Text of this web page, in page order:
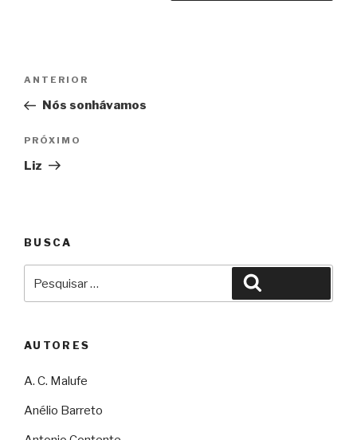
Post
Anterior
ANTERIOR
Nós sonhávamos
Próximo
PRÓXIMO
Liz
BUSCA
por:
AUTORES
A. C. Malufe
Anélio Barreto